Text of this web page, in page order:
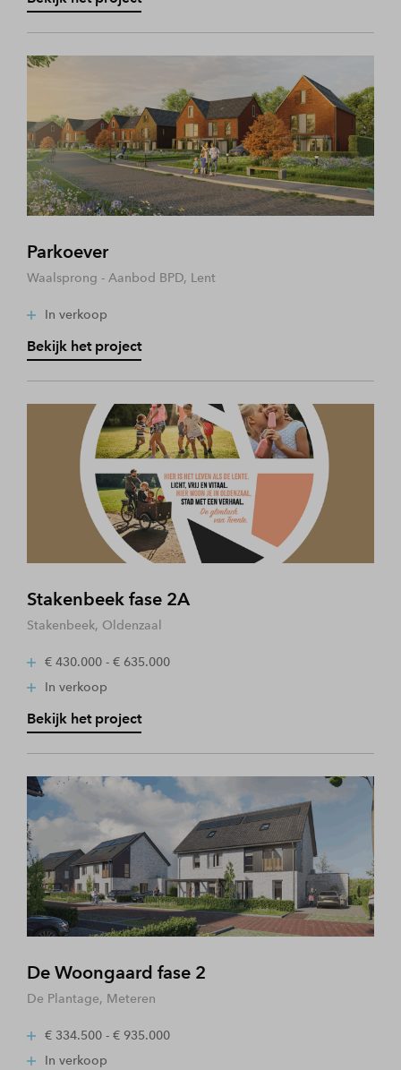
Parkoever
Waalsprong - Aanbod BPD, Lent
In verkoop
Bekijk het project
Stakenbeek fase 2A
Stakenbeek, Oldenzaal
€ 430.000 - € 635.000
In verkoop
Bekijk het project
De Woongaard fase 2
De Plantage, Meteren
€ 334.500 - € 935.000
In verkoop